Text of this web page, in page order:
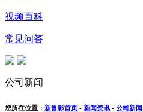
视频百科
常见问答
公司新闻
您所在位置： 新鲁影首页 - 新闻资讯 - 公司新闻